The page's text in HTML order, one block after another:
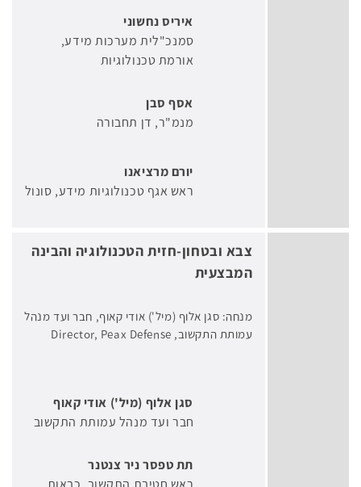
איריס נחשוני
סמנכ"לית מערכות מידע
אורמת טכנולוגיות
אסף סבן
מנמ"ר דן תחבורה
יורם מרציאנו
ראש אגף טכנולוגיות מידע סונול
צבא ובטחון-חזית הטכנולוגיה והבינה
המבצעית
מנחה: סגן אלוף (מיל') אודי קאוף, חבר ועד מנהל
עמותת התקשוב, Director, Peax Defense
סגן אלוף (מיל') אודי קאוף
חבר ועד מנהל עמותת התקשוב
תת טפסר ניר צנטנר